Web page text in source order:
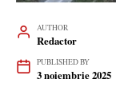
AUTHOR
Redactor
PUBLISHED BY
3 noiembrie 2025